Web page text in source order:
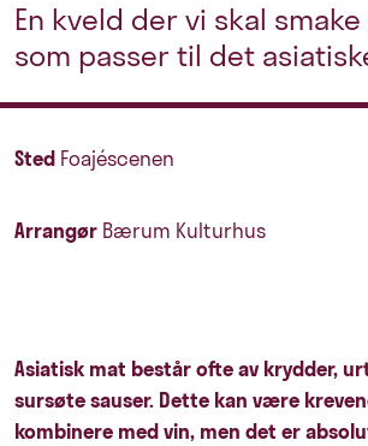
En kveld der vi skal
som passer til det
Sted Foajéscenen
Arrangør Bærum Kulturhus
Asiatisk mat består ofte av krydder,
sursøte sauser. Dette kan være
kombinere med vin, men det er